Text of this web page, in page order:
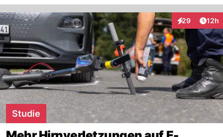
29
Interaktionen
12h
Studie